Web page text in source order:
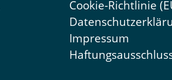
Cookie-Richtlinie
Impressum